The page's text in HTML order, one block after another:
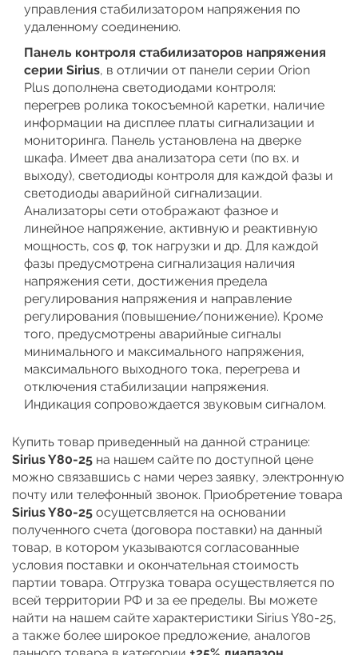
управления стабилизатором напряжения по
удаленному соединению.
Панель контроля стабилизаторов напряжения
серии Sirius, в отличии от панели серии Orion
Plus дополнена светодиодами контроля:
перегрев ролика токосъемной каретки, наличие
информации на дисплее платы сигнализации и
мониторинга. Панель установлена на дверке
шкафа. Имеет два анализатора сети (по вх. и
выходу), светодиоды контроля для каждой фазы и
светодиоды аварийной сигнализации.
Анализаторы сети отображают фазное и
линейное напряжение, активную и реактивную
мощность, cos φ, ток нагрузки и др. Для каждой
фазы предусмотрена сигнализация наличия
напряжения сети, достижения предела
регулирования напряжения и направление
регулирования (повышение/понижение). Кроме
того, предусмотрены аварийные сигналы
минимального и максимального напряжения,
максимального выходного тока, перегрева и
отключения стабилизации напряжения.
Индикация сопровождается звуковым сигналом.
Купить товар приведенный на данной странице:
Sirius Y80-25 на нашем сайте по доступной цене
можно связавшись с нами через заявку, электронную
почту или телефонный звонок. Приобретение товара
Sirius Y80-25 осущетсвляется на основании
полученного счета (договора поставки) на данный
товар, в котором указываются согласованные
условия поставки и окончательная стоимость
партии товара. Отгрузка товара осуществляется по
всей территории РФ и за ее пределы. Вы можете
найти на нашем сайте характеристики Sirius Y80-25,
а также более широкое предложение, аналогов